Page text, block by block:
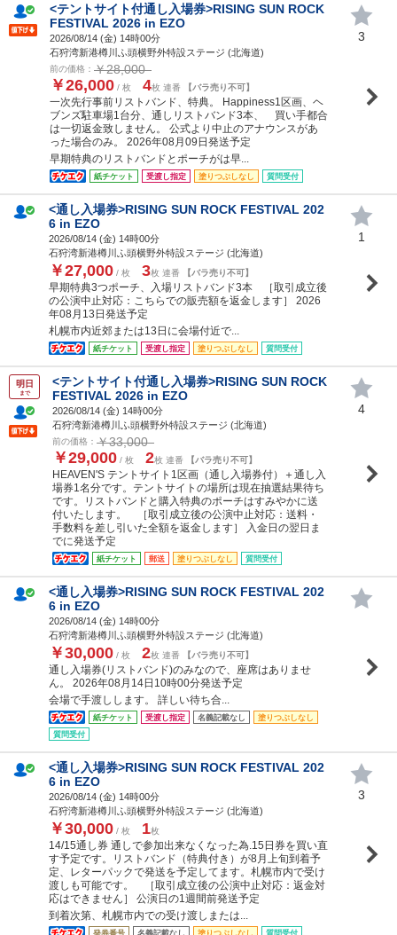
<テントサイト付通し入場券>RISING SUN ROCK
FESTIVAL 2026 in EZO
2026/08/14 (金) 14時00分
石狩湾新港樽川ふ頭横野外特設ステージ (北海道)
前の価格： ￥28,000
￥26,000 / 枚 4枚 連番 【バラ売り不可】
一次先行事前リストバンド、特典。 Happiness1区画、ヘ
ブンズ駐車場1台分、通しリストバンド3本、 買い手都合
は一切返金致しません。 公式より中止のアナウンスがあ
った場合のみ。 2026年08月09日発送予定
早期特典のリストバンドとポーチがは早...
紙チケット 受渡し指定 塗りつぶしなし 質問受付
3
<通し入場券>RISING SUN ROCK FESTIVAL 202
6 in EZO
2026/08/14 (金) 14時00分
石狩湾新港樽川ふ頭横野外特設ステージ (北海道)
￥27,000 / 枚 3枚 連番 【バラ売り不可】
早期特典3つポーチ、入場リストバンド3本 ［取引成立後
の公演中止対応：こちらでの販売額を返金します］ 2026
年08月13日発送予定
札幌市内近郊または13日に会場付近で...
紙チケット 受渡し指定 塗りつぶしなし 質問受付
1
明日
まで
<テントサイト付通し入場券>RISING SUN ROCK
FESTIVAL 2026 in EZO
2026/08/14 (金) 14時00分
石狩湾新港樽川ふ頭横野外特設ステージ (北海道)
前の価格： ￥33,000
￥29,000 / 枚 2枚 連番 【バラ売り不可】
HEAVEN'S テントサイト1区画（通し入場券付）＋通し入
場券1名分です。テントサイトの場所は現在抽選結果待ち
です。リストバンドと購入特典のポーチはすみやかに送
付いたします。 ［取引成立後の公演中止対応：送料・
手数料を差し引いた全額を返金します］ 入金日の翌日ま
でに発送予定
紙チケット 郵送 塗りつぶしなし 質問受付
4
<通し入場券>RISING SUN ROCK FESTIVAL 202
6 in EZO
2026/08/14 (金) 14時00分
石狩湾新港樽川ふ頭横野外特設ステージ (北海道)
￥30,000 / 枚 2枚 連番 【バラ売り不可】
通し入場券(リストバンド)のみなので、座席はありませ
ん。 2026年08月14日10時00分発送予定
会場で手渡しします。 詳しい待ち合...
紙チケット 受渡し指定 名義記載なし
塗りつぶしなし
質問受付
<通し入場券>RISING SUN ROCK FESTIVAL 202
6 in EZO
2026/08/14 (金) 14時00分
石狩湾新港樽川ふ頭横野外特設ステージ (北海道)
￥30,000 / 枚 1枚
14/15通し券 通しで参加出来なくなった為.15日券を買い直
す予定です。リストバンド（特典付き）が8月上旬到着予
定、レターパックで発送を予定してます。札幌市内で受け
渡しも可能です。 ［取引成立後の公演中止対応：返金対
応はできません］ 公演日の1週間前発送予定
到着次第、札幌市内での受け渡しまたは...
発券番号 名義記載なし 塗りつぶしなし 質問受付
3